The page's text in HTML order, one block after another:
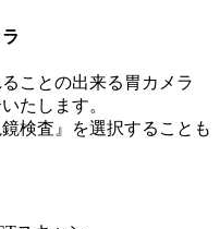
ことの出来る胃カメラ
たします。
検査』を選択することも